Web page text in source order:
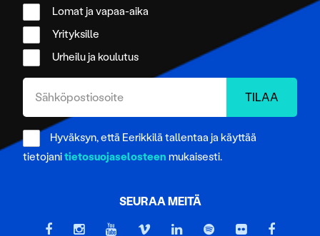
Lomat ja vapaa-aika
Yrityksille
Urheilu ja koulutus
Hyväksyn, että Eerikkilä tallentaa ja käyttää
tietojanitietosuojaselosteen mukaisesti.
SEURAA MEITÄ